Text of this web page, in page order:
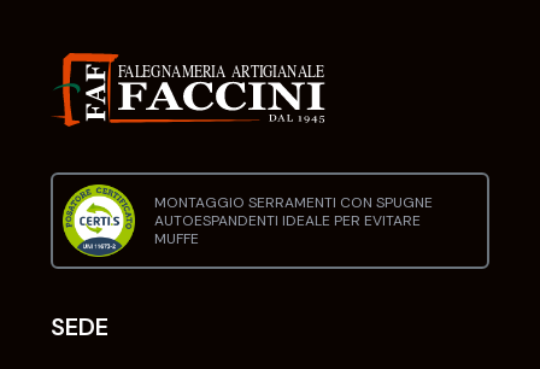
MONTAGGIO SERRAMENTI CON SPUGNE
AUTOESPANDENTI IDEALE PER EVITARE
MUFFE
SEDE